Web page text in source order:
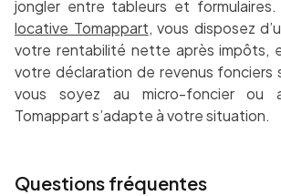
jongler entre tableurs et formulaires.
locative Tomappart, vous disposez
votre rentabilité nette après impôts,
votre déclaration de revenus fonciers
vous soyez au micro-foncier ou
Tomappart s’adapte à votre situation.
Questions fréquentes